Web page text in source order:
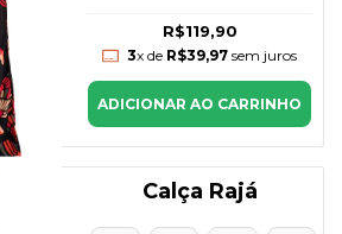
R$119,90
3x de R$39,97sem juros
ADICIONAR AO CARRINHO
Calça Rajá